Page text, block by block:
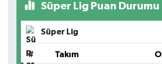
Süper Lig Puan Durumu
Süper Lig
# Takım O